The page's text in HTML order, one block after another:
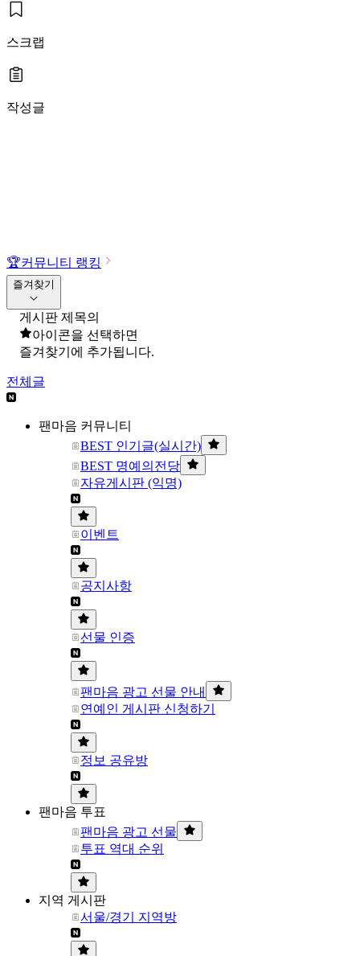
스크랩
작성글
🏆커뮤니티 랭킹
즐겨찾기
게시판 제목의
아이콘을 선택하면
즐겨찾기에 추가됩니다.
전체글
팬마음 커뮤니티
BEST 인기글(실시간)
BEST 명예의전당
자유게시판 (익명)
이벤트
공지사항
선물 인증
팬마음 광고 선물 안내
연예인 게시판 신청하기
정보 공유방
팬마음 투표
팬마음 광고 선물
투표 역대 순위
지역 게시판
서울/경기 지역방